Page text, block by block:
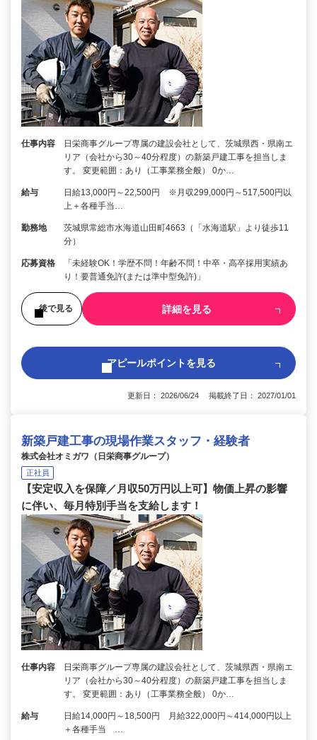
仕事内容
日栄商事グループ専属の建設会社として、茨城県西・県南エ
リア（会社から30～40分程度）の新築戸建工事を担当しま
す。 変更範囲：あり（工事業務全般） 0か…
給与
日給13,000円～22,500円 ※月収299,000円～517,500円以
上＋各種手当…
勤務地
茨城県常総市水海道山田町4663（「水海道駅」より徒歩11
分）
応募資格
「未経験OK！学歴不問！年齢不問！中卒・高卒採用実績あ
り！要普通免許(または準中型免許)」
後で見る 詳細を見る
アピールポイントを見る
更新日： 2026/06/24 掲載終了日： 2027/01/01
新築戸建工事の現場作業スタッフ・経験者
株式会社オミガワ（日栄商事グループ）
正社員
【安定収入を保障／月収50万円以上可】物価上昇の影響
に伴い、毎月特別手当を支給します！
仕事内容
日栄商事グループ専属の建設会社として、茨城県西・県南エ
リア（会社から30～40分程度）の新築戸建工事を担当しま
す。 変更範囲：あり（工事業務全般） 0か…
給与
日給14,000円～18,500円 月給322,000円～414,000円以上
＋各種手当 …